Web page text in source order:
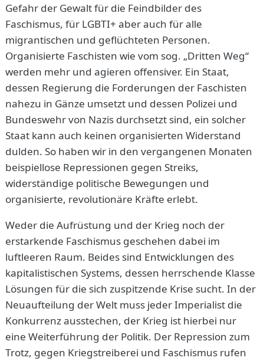
Gefahr der Gewalt für die Feindbilder des
Faschismus, für LGBTI+ aber auch für alle
migrantischen und geflüchteten Personen.
Organisierte Faschisten wie vom sog. „Dritten Weg“
werden mehr und agieren offensiver. Ein Staat,
dessen Regierung die Forderungen der Faschisten
nahezu in Gänze umsetzt und dessen Polizei und
Bundeswehr von Nazis durchsetzt sind, ein solcher
Staat kann auch keinen organisierten Widerstand
dulden. So haben wir in den vergangenen Monaten
beispiellose Repressionen gegen Streiks,
widerständige politische Bewegungen und
organisierte, revolutionäre Kräfte erlebt.
Weder die Aufrüstung und der Krieg noch der
erstarkende Faschismus geschehen dabei im
luftleeren Raum. Beides sind Entwicklungen des
kapitalistischen Systems, dessen herrschende Klasse
Lösungen für die sich zuspitzende Krise sucht. In der
Neuaufteilung der Welt muss jeder Imperialist die
Konkurrenz ausstechen, der Krieg ist hierbei nur
eine Weiterführung der Politik. Der Repression zum
Trotz, gegen Kriegstreiberei und Faschismus rufen